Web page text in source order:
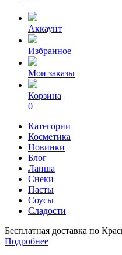
товаров
Аккаунт
Избранное
Мои заказы
Корзина
0
Категории
Косметика
Новинки
Блог
Лапша
Снеки
Пасты
Соусы
Сладости
Бесплатная доставка по
Подробнее